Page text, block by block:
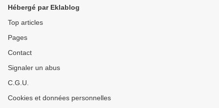
Hébergé par Eklablog
Top articles
Pages
Contact
Signaler un abus
C.G.U.
Cookies et données personnelles